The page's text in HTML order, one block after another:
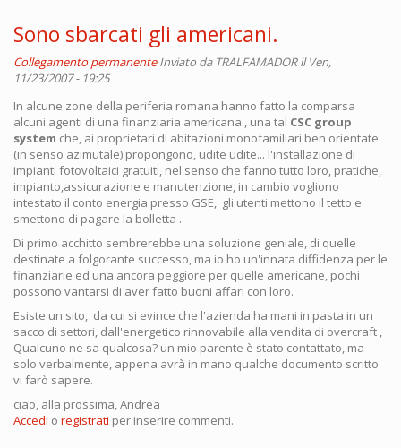
Sono sbarcati gli americani.
Collegamento permanente Inviato da TRALFAMADORil Ven,
11/23/2007 - 19:25
In alcune zone della periferia romana hanno fatto la comparsa
alcuni agenti di una finanziaria americana , una tal CSC group
system che, ai proprietari di abitazioni monofamiliari ben orientate
(in senso azimutale) propongono, udite udite... l'installazione di
impianti fotovoltaici gratuiti, nel senso che fanno tutto loro, pratiche,
impianto,assicurazione e manutenzione, in cambio vogliono
intestato il conto energia presso GSE, gli utenti mettono il tetto e
smettono di pagare la bolletta .
Di primo acchitto sembrerebbe una soluzione geniale, di quelle
destinate a folgorante successo, ma io ho un'innata diffidenza per le
finanziarie ed una ancora peggiore per quelle americane, pochi
possono vantarsi di aver fatto buoni affari con loro.
Esiste un sito, da cui si evince che l'azienda ha mani in pasta in un
sacco di settori, dall'energetico rinnovabile alla vendita di overcraft ,
Qualcuno ne sa qualcosa? un mio parente è stato contattato, ma
solo verbalmente, appena avrà in mano qualche documento scritto
vi farò sapere.
ciao, alla prossima, Andrea
Accedi o registrati per inserire commenti.